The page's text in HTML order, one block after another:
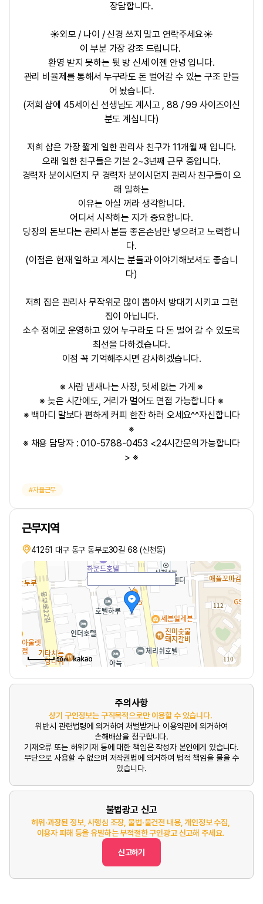
장담합니다.
☀️외모 / 나이 / 신경 쓰지 말고 연락주세요☀️
이 부분 가장 강조 드립니다.
환영 받지 못하는 뒷 방 신세 이젠 안녕 입니다.
관리 비율제를 통해서 누구라도 돈 벌어갈 수 있는 구조 만들
어 놨습니다.
(저희 샵에 45세이신 선생님도 계시고 , 88 / 99 사이즈이신
분도 계십니다)
저희 샵은 가장 짧게 일한 관리사 친구가 11개월 째 입니다.
오래 일한 친구들은 기본 2~3년째 근무 중입니다.
경력자 분이시던지 무 경력자 분이시던지 관리사 친구들이 오
래 일하는
이유는 아실 꺼라 생각합니다.
어디서 시작하는 지가 중요합니다.
당장의 돈보다는 관리사 분들 좋은손님만 넣으려고 노력합니
다.
(이점은 현재 일하고 계시는 분들과 이야기해보셔도 좋습니
다)
저희 집은 관리사 무작위로 많이 뽑아서 방대기 시키고 그런
집이 아닙니다.
소수 정예로 운영하고 있어 누구라도 다 돈 벌어 갈 수 있도록
최선을 다하겠습니다.
이점 꼭 기억해주시면 감사하겠습니다.
※ 사람 냄새나는 사장, 텃세 없는 가게 ※
※ 늦은 시간에도, 거리가 멀어도 면접 가능합니다 ※
※ 백마디 말보다 편하게 커피 한잔 하러 오세요^^자신합니다
※
※ 채용 담당자 : 010-5788-0453 <24시간문의가능합니다
> ※
자율근무
근무지역
41251 대구 동구 동부로30길 68 (신천동)
50m
주의사항
상기 구인정보는 구직목적으로만 이용할 수 있습니다.
위반시 관련법령에 의거하여 처벌받거나 이용약관에 의거하여
손해배상을 청구합니다.
기재오류 또는 허위기재 등에 대한 책임은 작성자 본인에게 있습니다.
무단으로 사용할 수 없으며 저작권법에 의거하여 법적 책임을 물을 수
있습니다.
불법광고 신고
허위·과장된 정보, 사행심 조장, 불법·불건전 내용, 개인정보 수집,
이용자 피해 등을 유발하는 부적절한 구인광고 신고해 주세요.
신고하기